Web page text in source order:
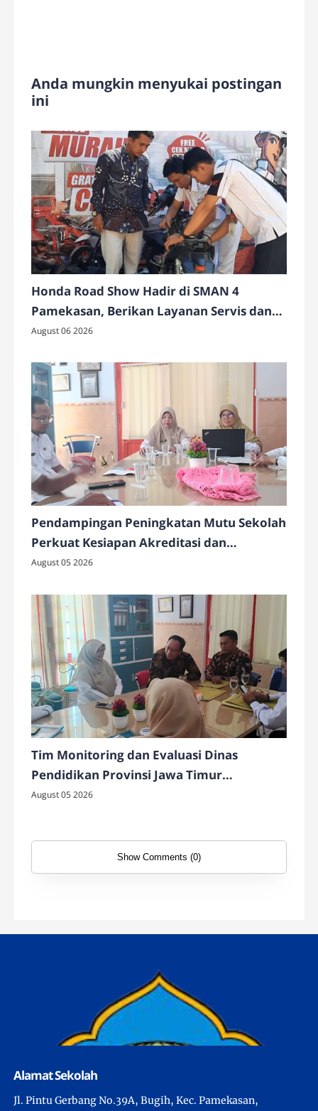
Anda mungkin menyukai postingan
ini
Honda Road Show Hadir di SMAN 4
Pamekasan, Berikan Layanan Servis dan
Cek Motor Gratis
August 06 2026
Pendampingan Peningkatan Mutu Sekolah
Perkuat Kesiapan Akreditasi dan
Implementasi Program Strategis di SMAN
August 05 2026
Tim Monitoring dan Evaluasi Dinas
Pendidikan Provinsi Jawa Timur
Laksanakan Monev SPMB di SMAN 4
August 05 2026
Show Comments (0)
Alamat Sekolah
Jl. Pintu Gerbang No.39A, Bugih, Kec. Pamekasan,